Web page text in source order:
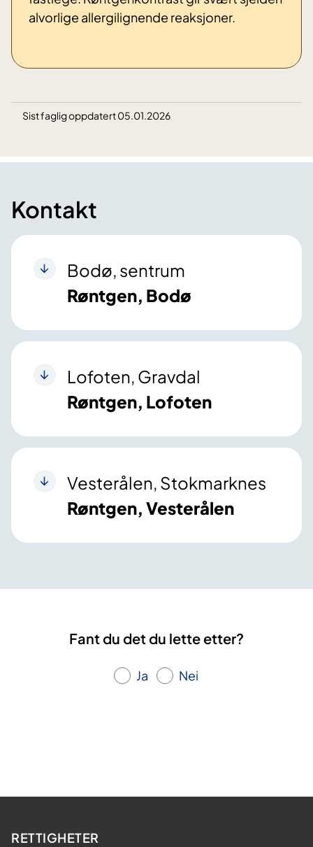
alvorlige allergilignende reaksjoner.
Sist faglig oppdatert 05.01.2026
Kontakt
Bodø, sentrum
Røntgen, Bodø
Lofoten, Gravdal
Røntgen, Lofoten
Vesterålen, Stokmarknes
Røntgen, Vesterålen
Fant du det du lette etter?
Ja Nei
RETTIGHETER